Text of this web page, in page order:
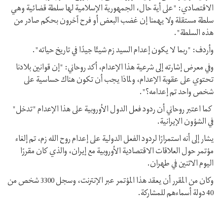
الاقتصادي: "على أية حال، الجمهورية الإسلامية لها سلطة قضائية وهي
سلطة مستقلة ولا يهمنا إن غضب البعض أو فرح آخرون بحكم صادر من
هذه السلطة".
وأردف: "ربما لا يكون إعدام السيد زم شيئًا جيدًا في تاريخ حياته".
وفي معرض إشارته إلى شرعية هذا الإعدام، أكد روحاني: "إن قوانين بلادنا
تحتوي على عقوبة الإعدام، ولماذا يجب أن تكون هناك حساسية على
شخص واحد تم إعدامه؟".
كما اعتبر روحاني أن ردود فعل الدول الأوروبية على هذا الإعدام "تدخل"
في الشؤون الإيرانية.
يشار إلى أنه استمرارًا لردود الفعل الدولية على إعدام روح الله زم، تم إلغاء
مؤتمر حول العلاقات الاقتصادية الأوروبية مع إيران، والذي كان مقررًا
اليوم الاثنين في طهران.
وكان من المقرر أن يعقد هذا المؤتمر عبر الإنترنت، وسجل 3300 شخص من
40 دولة أسماءهم للمشاركة.